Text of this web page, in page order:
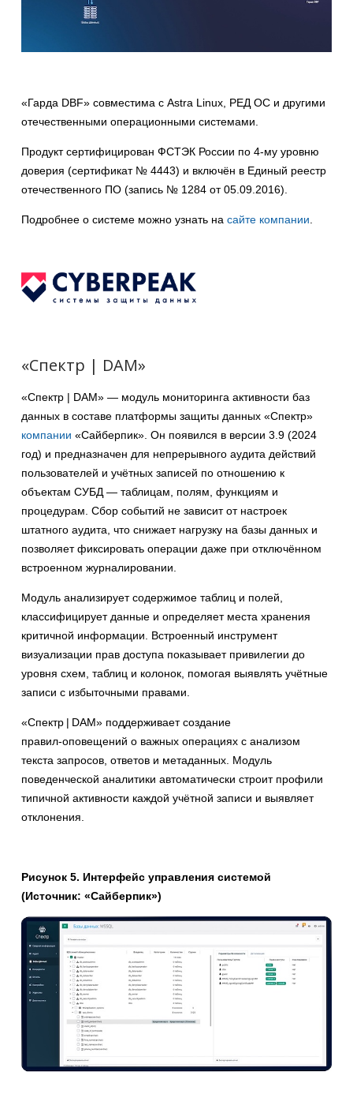
«Гарда DBF» совместима с Astra Linux, РЕД ОС и другими
отечественными операционными системами.
Продукт сертифицирован ФСТЭК России по 4‑му уровню
доверия (сертификат № 4443) и включён в Единый реестр
отечественного ПО (запись № 1284 от 05.09.2016).
Подробнее о системе можно узнать на сайте компании.
«Спектр | DAM»
«Спектр | DAM» — модуль мониторинга активности баз
данных в составе платформы защиты данных «Спектр»
компании «Сайберпик». Он появился в версии 3.9 (2024
год) и предназначен для непрерывного аудита действий
пользователей и учётных записей по отношению к
объектам СУБД — таблицам, полям, функциям и
процедурам. Сбор событий не зависит от настроек
штатного аудита, что снижает нагрузку на базы данных и
позволяет фиксировать операции даже при отключённом
встроенном журналировании.
Модуль анализирует содержимое таблиц и полей,
классифицирует данные и определяет места хранения
критичной информации. Встроенный инструмент
визуализации прав доступа показывает привилегии до
уровня схем, таблиц и колонок, помогая выявлять учётные
записи с избыточными правами.
«Спектр | DAM» поддерживает создание
правил‑оповещений о важных операциях с анализом
текста запросов, ответов и метаданных. Модуль
поведенческой аналитики автоматически строит профили
типичной активности каждой учётной записи и выявляет
отклонения.
Рисунок 5. Интерфейс управления системой
(Источник: «Сайберпик»)